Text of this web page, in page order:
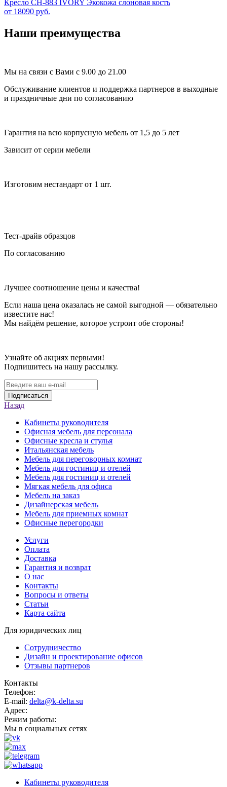
Кресло CH-883 IVORY Экокожа слоновая кость
от 18090 руб.
Наши преимущества
Мы на связи с Вами с 9.00 до 21.00
Обслуживание клиентов и поддержка партнеров в выходные
и праздничные дни по согласованию
Гарантия на всю корпусную мебель от 1,5 до 5 лет
Зависит от серии мебели
Изготовим нестандарт от 1 шт.
Тест-драйв образцов
По согласованию
Лучшее соотношение цены и качества!
Если наша цена оказалась не самой выгодной — обязательно
известите нас!
Мы найдём решение, которое устроит обе стороны!
Узнайте об акциях первыми!
Подпишитесь на нашу рассылку.
Подписаться
Назад
Кабинеты руководителя
Офисная мебель для персонала
Офисные кресла и стулья
Итальянская мебель
Мебель для переговорных комнат
Мебель для гостиниц и отелей
Мебель для гостиниц и отелей
Мягкая мебель для офиса
Мебель на заказ
Дизайнерская мебель
Мебель для приемных комнат
Офисные перегородки
Услуги
Оплата
Доставка
Гарантия и возврат
О нас
Контакты
Вопросы и ответы
Статьи
Карта сайта
Для юридических лиц
Сотрудничество
Дизайн и проектирование офисов
Отзывы партнеров
Контакты
Телефон:
E-mail: delta@k-delta.su
Адрес:
Режим работы:
Мы в социальных сетях
Кабинеты руководителя